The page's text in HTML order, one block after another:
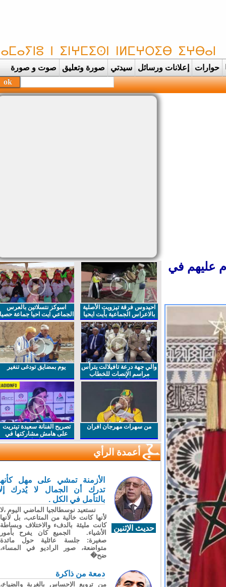
حوارات إعلانات ورسائل سيدتي صورة وتعليق صوت و صورة
عليهم في
احيدوس فرقة تيزويت الأصلية
بالاعراس الجماعية بأيت ايحيا
اسوكز نتسلاتين بالعرس
الجماعي ايت احيا جماعة حصيا
والي جهة درعة تافيلالت يترأس
مراسم الإنصات للخطاب
الملكي السامي بمناسبة
يوم بمضايق تودغى تنغير
من سهرات مهرجان افران
تصريح الفنانة سعيدة تيتريت
على هامش مشاركتها في
مهرجان افران
أعمدة الرأي
حديث الإثنين
الأزمنة تمشي على مهل كأنها
تدرك أن الجمال لا يُدرك إلا
بالتأمل في الكل .
نستعيد نوسطالجيا الماضي اليوم ،لا
لأنها كانت خالية من المتاعب، بل لأنها
كانت مليئة بالدفء والاختلاف وبساطة
الأشياء. الجميع كان يفرح بأمور
صغيرة: جلسة عائلية حول مائدة
متواضعة، صور الراديو في المساء،
ضح�
دمعة من ذاكرة
من ترويع الإحساس بالغربة والضياع،